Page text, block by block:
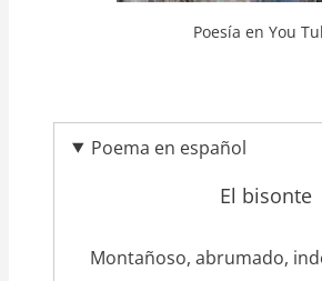
Poesía en You
Poema en español
El bisonte
texto_poema
Montañoso, abrumado,